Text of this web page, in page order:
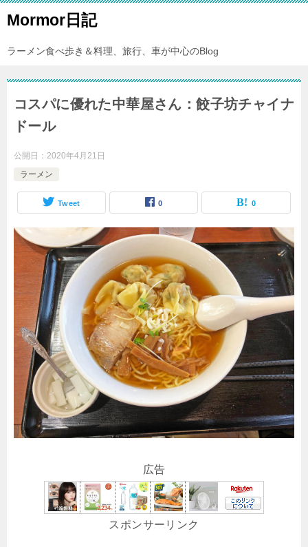
Mormor日記
ラーメン食べ歩き＆料理、旅行、車が中心のBlog
コスパに優れた中華屋さん：餃子坊チャイナ
ドール
公開日： 2020年4月21日
ラーメン
Tweet 0 0
広告
スポンサーリンク